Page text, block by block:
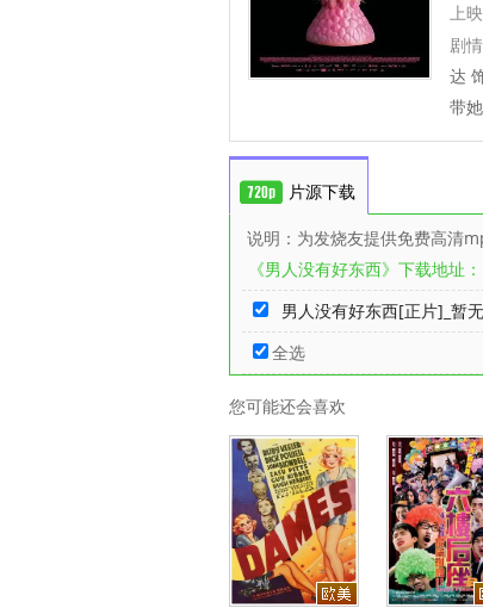
上
剧
达
带
片源下载
说明：为发烧友提供免费高清
《男人没有好东西》下载地址：
男人没有好东西[正片]_暂
全选
您可能还会喜欢